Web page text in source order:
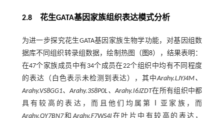
2.8 花生GATA基因家族组织表达模式分析
为进一步探究花生GATA基因家族生物学功能，对基因组数
据库不同组织转录组数据，绘制热图（ 图8），结果表明：
在47个家族成员中有34个成员在22个组织中均有不同程度
的表达（白色表示未检测到表达），其中Arahy.LJYJ4M、
Arahy.VS8GG1、Arahy.3S8P0L、Arahy.I6JZDT在所有组织中都
具有较高的表达，而且他们均属第Ⅰ亚家族，而
Arahy.QY7BN7和Arahy.F7WS4I 在叶片中有较高的表达，